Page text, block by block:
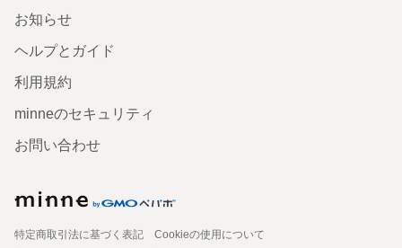
お知らせ
ヘルプとガイド
利用規約
minneのセキュリティ
お問い合わせ
特定商取引法に基づく表記
Cookieの使用について